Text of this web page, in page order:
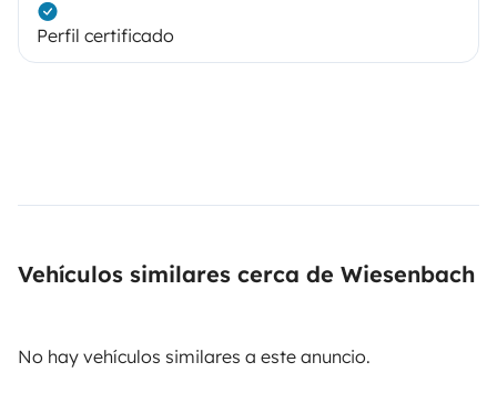
Perfil certificado
Vehículos similares cerca de Wiesenbach
No hay vehículos similares a este anuncio.